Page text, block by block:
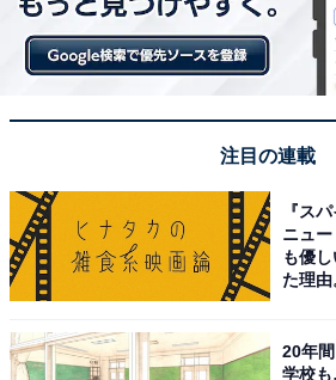
こちらもおすすめ
注目の連載
『ス
ニュ
も優
た理由
20年
学校